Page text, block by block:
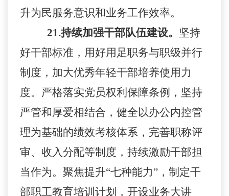
升为民服务意识和业务工作效率。
21.持续加强干部队伍建设。 坚持
好干部标准，用好用足职务与职级并行
制度，加大优秀年轻干部培养使用力
度。严格落实党员权利保障条例，坚持
严管和厚爱相结合，健全以办公内控管
理为基础的绩效考核体系，完善职称评
审、收入分配等制度，持续激励干部担
当作为。聚焦提升“七种能力”，制定干
部职工教育培训计划，开设业务大讲